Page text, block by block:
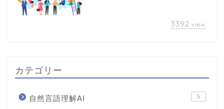
3392 view
カテゴリー
自然言語理解AI 5